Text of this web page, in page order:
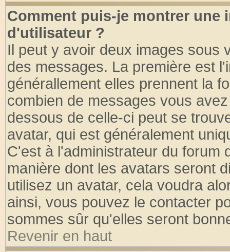
Comment puis-je montrer une
d'utilisateur ?
Il peut y avoir deux images sous
des messages. La première est
générallement elles prennent la
combien de messages vous
dessous de celle-ci peut se
avatar, qui est généralement
C'est à l'administrateur du forum
manière dont les avatars seront
utilisez un avatar, cela voudra
ainsi, vous pouvez le contacter
sommes sûr qu'elles seront
Revenir en haut